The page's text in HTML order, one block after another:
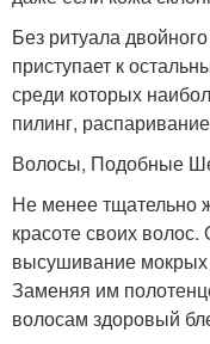
Без ритуала
приступает к
среди которых
пилинг,
Волосы, Подобные
Не менее тщательно
красоте своих
высушивание
Заменяя им
волосам здоровый